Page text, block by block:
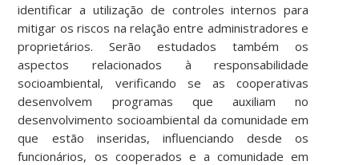
identificar a utilização de controles internos para
mitigar os riscos na relação entre administradores e
proprietários. Serão estudados também os
aspectos relacionados à responsabilidade
socioambiental, verificando se as cooperativas
desenvolvem programas que auxiliam no
desenvolvimento socioambiental da comunidade em
que estão inseridas, influenciando desde os
funcionários, os cooperados e a comunidade em